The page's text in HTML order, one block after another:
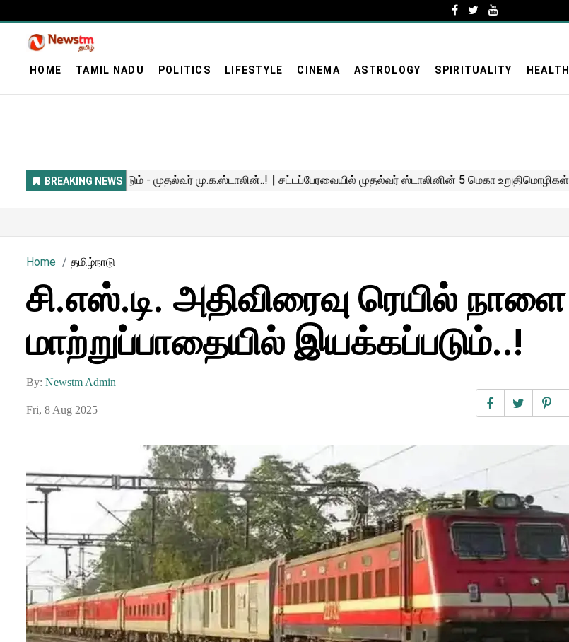
HOME TAMIL NADU POLITICS LIFESTYLE CINEMA ASTROLOGY SPIRITUALITY HEALTH
Home தமிழ்நாடு
சி.எஸ்.டி. அதிவிரைவு ரெயில் நாளை
மாற்றுப்பாதையில் இயக்கப்படும்..!
By: Newstm Admin
Fri, 8 Aug 2025